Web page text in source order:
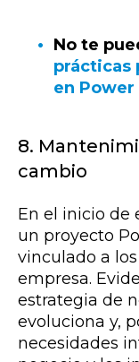
No te
prácticas
en Power
8.
cambio
En el inicio de
un proyecto
vinculado a
empresa.
estrategia de
evoluciona y,
necesidades